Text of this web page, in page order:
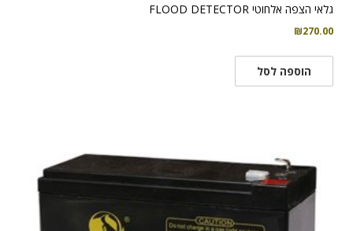
גלאי הצפה אלחוטי FLOOD DETECTOR
₪270.00
הוספה לסל